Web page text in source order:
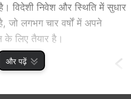
और पढ़ें
है। विदेशी निवेश और स्थिति में सुधार
जो लगभग चार वर्षों में अपने
के लिए तैयार है।